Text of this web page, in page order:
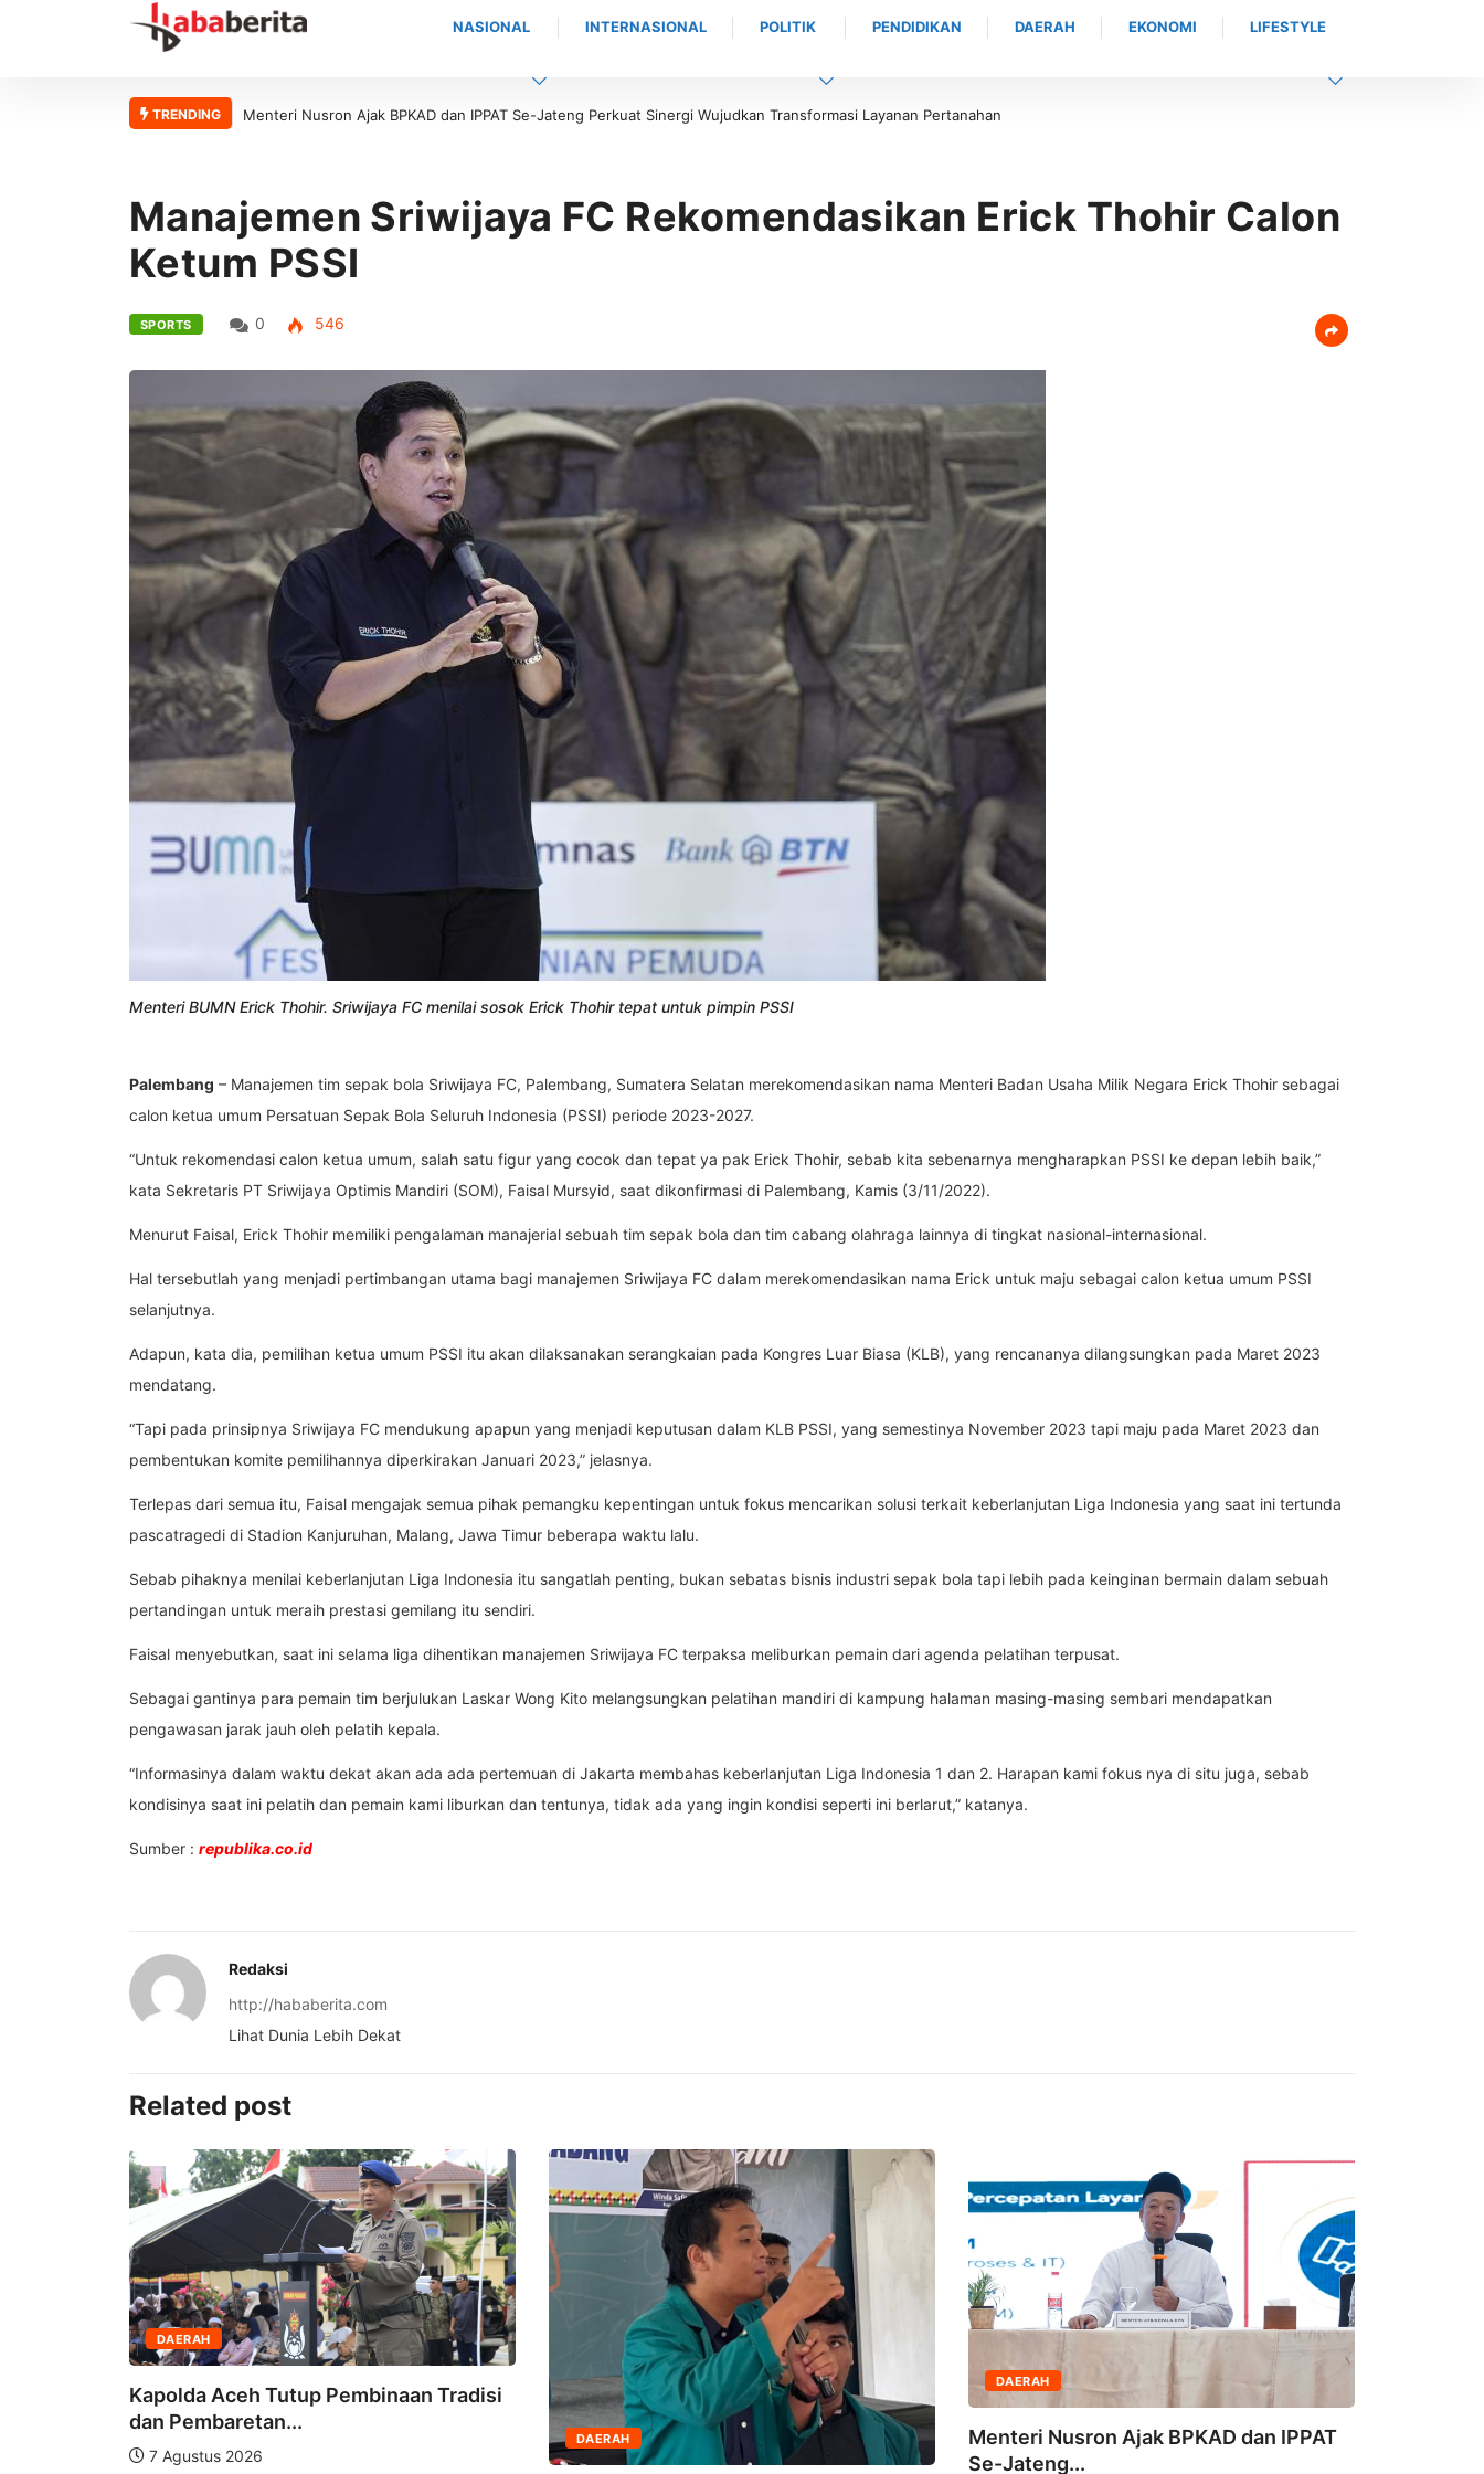
NASIONAL INTERNASIONAL POLITIK PENDIDIKAN DAERAH EKONOMI LIFESTYLE
TRENDINGMenteri Nusron Ajak BPKAD dan IPPAT Se-Jateng Perkuat Sinergi Wujudkan Transformasi Layanan PertanahanKapolda Aceh Tutup Pembinaan Tradisi dan Pembaretan 65 Bintara Remaja
Manajemen Sriwijaya FC Rekomendasikan Erick Thohir Calon
Ketum PSSI
SPORTS 0 546
Menteri BUMN Erick Thohir. Sriwijaya FC menilai sosok Erick Thohir tepat untuk pimpin PSSI
Palembang – Manajemen tim sepak bola Sriwijaya FC, Palembang, Sumatera Selatan merekomendasikan nama Menteri Badan Usaha Milik Negara Erick Thohir sebagai
calon ketua umum Persatuan Sepak Bola Seluruh Indonesia (PSSI) periode 2023-2027.
“Untuk rekomendasi calon ketua umum, salah satu figur yang cocok dan tepat ya pak Erick Thohir, sebab kita sebenarnya mengharapkan PSSI ke depan lebih baik,”
kata Sekretaris PT Sriwijaya Optimis Mandiri (SOM), Faisal Mursyid, saat dikonfirmasi di Palembang, Kamis (3/11/2022).
Menurut Faisal, Erick Thohir memiliki pengalaman manajerial sebuah tim sepak bola dan tim cabang olahraga lainnya di tingkat nasional-internasional.
Hal tersebutlah yang menjadi pertimbangan utama bagi manajemen Sriwijaya FC dalam merekomendasikan nama Erick untuk maju sebagai calon ketua umum PSSI
selanjutnya.
Adapun, kata dia, pemilihan ketua umum PSSI itu akan dilaksanakan serangkaian pada Kongres Luar Biasa (KLB), yang rencananya dilangsungkan pada Maret 2023
mendatang.
“Tapi pada prinsipnya Sriwijaya FC mendukung apapun yang menjadi keputusan dalam KLB PSSI, yang semestinya November 2023 tapi maju pada Maret 2023 dan
pembentukan komite pemilihannya diperkirakan Januari 2023,” jelasnya.
Terlepas dari semua itu, Faisal mengajak semua pihak pemangku kepentingan untuk fokus mencarikan solusi terkait keberlanjutan Liga Indonesia yang saat ini tertunda
pascatragedi di Stadion Kanjuruhan, Malang, Jawa Timur beberapa waktu lalu.
Sebab pihaknya menilai keberlanjutan Liga Indonesia itu sangatlah penting, bukan sebatas bisnis industri sepak bola tapi lebih pada keinginan bermain dalam sebuah
pertandingan untuk meraih prestasi gemilang itu sendiri.
Faisal menyebutkan, saat ini selama liga dihentikan manajemen Sriwijaya FC terpaksa meliburkan pemain dari agenda pelatihan terpusat.
Sebagai gantinya para pemain tim berjulukan Laskar Wong Kito melangsungkan pelatihan mandiri di kampung halaman masing-masing sembari mendapatkan
pengawasan jarak jauh oleh pelatih kepala.
“Informasinya dalam waktu dekat akan ada ada pertemuan di Jakarta membahas keberlanjutan Liga Indonesia 1 dan 2. Harapan kami fokus nya di situ juga, sebab
kondisinya saat ini pelatih dan pemain kami liburkan dan tentunya, tidak ada yang ingin kondisi seperti ini berlarut,” katanya.
Sumber : republika.co.id
Redaksi
http://hababerita.com
Lihat Dunia Lebih Dekat
Related post
DAERAH
Kapolda Aceh Tutup Pembinaan Tradisi
dan Pembaretan...
7 Agustus 2026
DAERAH
DAERAH
Menteri Nusron Ajak BPKAD dan IPPAT
Se-Jateng...